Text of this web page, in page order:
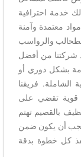
خدمة احترافية
معتمدة وآمنة
والرواسب
شركتنا من أفضل
بشكل دوري أو
الشاملة. فريقنا
قوية تقضي على
بالقصيم تهتم
يجب أن يكون ضمن
كل خطوة بدقة